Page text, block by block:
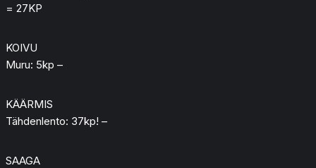
= 27KP
KOIVU
Muru: 5kp –
KÄÄRMIS
Tähdenlento: 37kp! –
SAAGA